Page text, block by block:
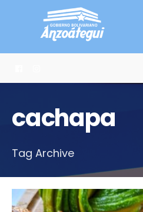
cachapa
Tag Archive
Search